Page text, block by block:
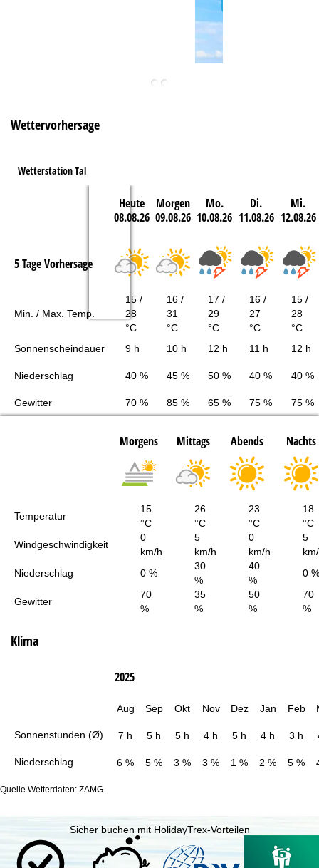
Wettervorhersage
Wetterstation Tal
Heute
08.08.26
Morgen
09.08.26
Mo.
10.08.26
Di.
11.08.26
Mi.
12.08.26
5 Tage Vorhersage
Min. / Max. Temp.
15 /
28
°C
16 /
31
°C
17 /
29
°C
16 /
27
°C
15 /
28
°C
Sonnenscheindauer
9 h 10 h 12 h 11 h 12 h
Niederschlag 40 % 45 % 50 % 40 % 40 %
Gewitter 70 % 85 % 65 % 75 % 75 %
Morgens Mittags Abends Nachts
Temperatur
15
°C
26
°C
23
°C
18
°C
Windgeschwindigkeit
0
km/h
5
km/h
0
km/h
5
Niederschlag
0 %
30
%
40
%
0 %
Gewitter
70
%
35
%
50
%
70
%
Klima
Sonnenstunden (Ø)
Niederschlag
2025
Aug Sep Okt Nov Dez Jan Feb
7 h 5 h 5 h 4 h 5 h 4 h 3 h
6 % 5 % 3 % 3 % 1 % 2 % 5 %
Quelle Wetterdaten: ZAMG
Sicher buchen mit HolidayTrex-Vorteilen